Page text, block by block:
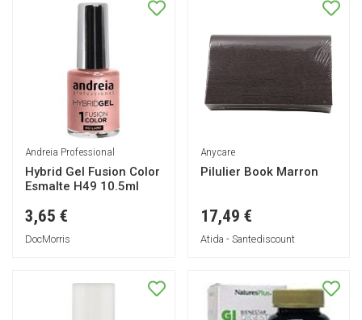
Andreia Professional
Hybrid Gel Fusion Color
Esmalte H49 10.5ml
3,65 €
DocMorris
Anycare
Pilulier Book Marron
17,49 €
Atida - Santediscount